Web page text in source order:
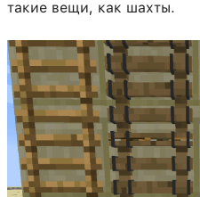
такие вещи, как шахты.